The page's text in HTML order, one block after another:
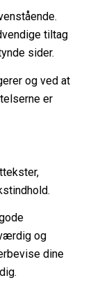
tiltag
sider.
og ved at
er
og
dine